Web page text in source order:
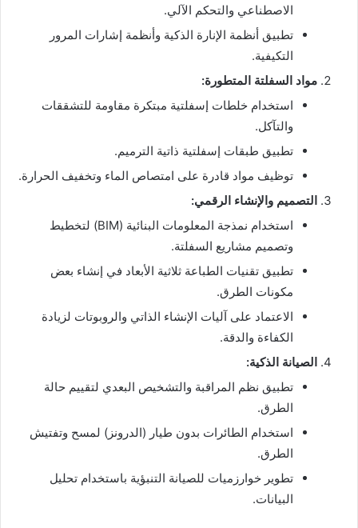
الاصطناعي والتحكم الآلي.
تطبيق أنظمة الإنارة الذكية وأنظمة إشارات المرور
التكيفية.
مواد السفلتة المتطورة:
استخدام خلطات إسفلتية مبتكرة مقاومة للتشققات
والتآكل.
تطبيق طبقات إسفلتية ذاتية الترميم.
توظيف مواد قادرة على امتصاص الماء وتخفيف الحرارة.
التصميم والإنشاء الرقمي:
استخدام نمذجة المعلومات البنائية (BIM) لتخطيط
وتصميم مشاريع السفلتة.
تطبيق تقنيات الطباعة ثلاثية الأبعاد في إنشاء بعض
مكونات الطرق.
الاعتماد على آليات الإنشاء الذاتي والروبوتات لزيادة
الكفاءة والدقة.
الصيانة الذكية:
تطبيق نظم المراقبة والتشخيص البعدي لتقييم حالة
الطرق.
استخدام الطائرات بدون طيار (الدرونز) لمسح وتفتيش
الطرق.
تطوير خوارزميات للصيانة التنبؤية باستخدام تحليل
البيانات.